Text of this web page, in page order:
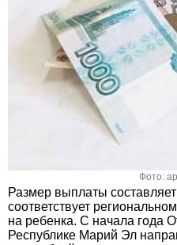
Фото:
Размер выплаты
соответствует
на ребенка. С начала года
Республике Марий Эл